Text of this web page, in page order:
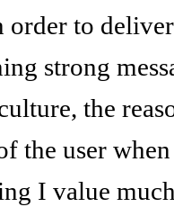
order to
strong
the
the user
I value